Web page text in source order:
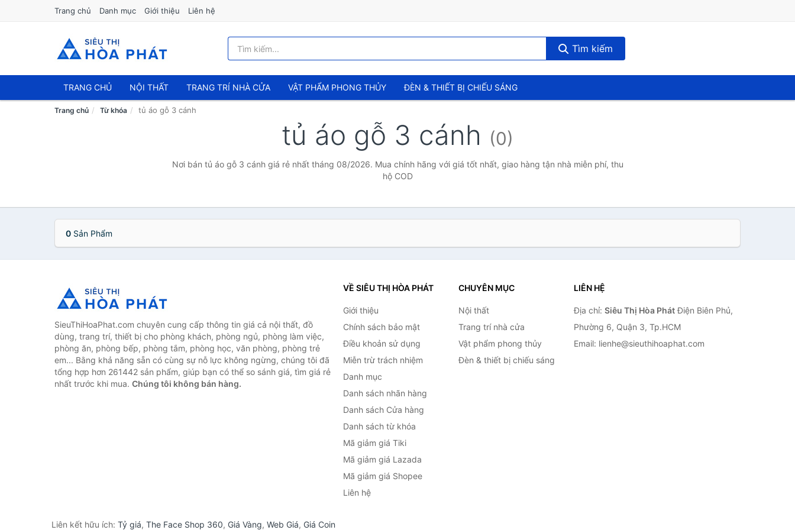
Trang chủ Danh mục Giới thiệu Liên hệ
Tìm kiếm
TRANG CHỦ NỘI THẤT TRANG TRÍ NHÀ CỬA VẬT PHẨM PHONG THỦY ĐÈN & THIẾT BỊ CHIẾU SÁNG
Trang chủ Từ khóa tủ áo gỗ 3 cánh
tủ áo gỗ 3 cánh (0)
Nơi bán tủ áo gỗ 3 cánh giá rẻ nhất tháng 08/2026. Mua chính hãng với giá tốt nhất, giao hàng tận nhà miễn phí, thu
hộ COD
0 Sản Phẩm
SieuThiHoaPhat.com chuyên cung cấp thông tin giá cả nội thất, đồ
dùng, trang trí, thiết bị cho phòng khách, phòng ngủ, phòng làm việc,
phòng ăn, phòng bếp, phòng tắm, phòng học, văn phòng, phòng trẻ
em... Bằng khả năng sẵn có cùng sự nỗ lực không ngừng, chúng tôi đã
tổng hợp hơn 261442 sản phẩm, giúp bạn có thể so sánh giá, tìm giá rẻ
nhất trước khi mua. Chúng tôi không bán hàng.
VỀ SIÊU THỊ HÒA PHÁT
Giới thiệu
Chính sách bảo mật
Điều khoản sử dụng
Miễn trừ trách nhiệm
Danh mục
Danh sách nhãn hàng
Danh sách Cửa hàng
Danh sách từ khóa
Mã giảm giá Tiki
Mã giảm giá Lazada
Mã giảm giá Shopee
Liên hệ
CHUYÊN MỤC
Nội thất
Trang trí nhà cửa
Vật phẩm phong thủy
Đèn & thiết bị chiếu sáng
LIÊN HỆ
Địa chỉ: Siêu Thị Hòa PhátĐiện Biên Phủ,
Phường 6, Quận 3, Tp.HCM
Email: lienhe@sieuthihoaphat.com
Liên kết hữu ích: Tỷ giá, The Face Shop 360, Giá Vàng, Web Giá, Giá Coin